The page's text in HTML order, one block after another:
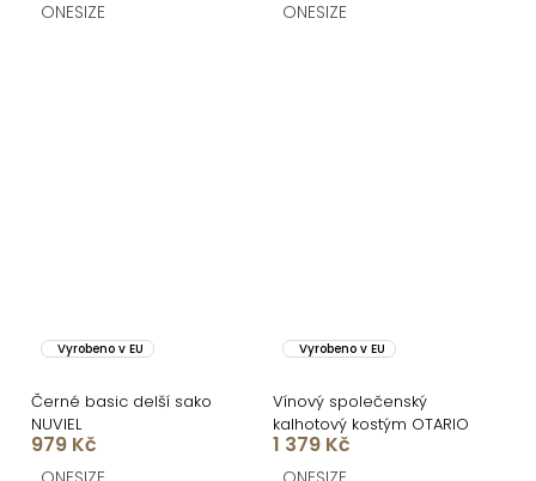
ONESIZE ONESIZE
Vyrobeno v EU
Černé basic delší sako
NUVIEL
979 Kč
Vyrobeno v EU
Vínový společenský
kalhotový kostým OTARIO
1 379 Kč